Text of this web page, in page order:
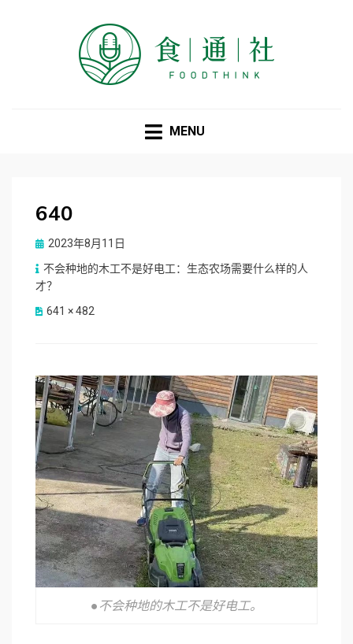
MENU
640
Posted
2023年8月11日
不会种地的木工不是好电工：生态农场需要什么样的人
才？
641 × 482
●不会种地的木工不是好电工。